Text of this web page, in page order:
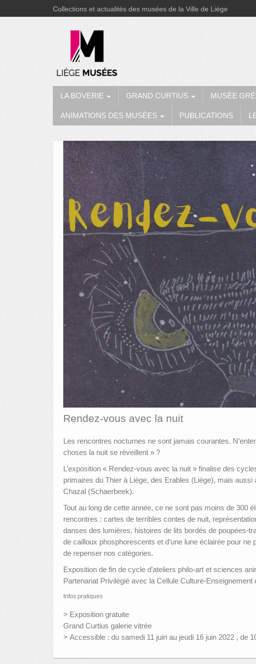
Collections et actualités des musées de la Ville de Liège
LA BOVERIE GRAND CURTIUS MUSÉE
ANIMATIONS DES MUSÉES PUBLICATIONS
Rendez-vous avec la nuit
Les rencontres nocturnes ne sont jamais courantes.
choses la nuit se réveillent » ?
L’exposition « Rendez-vous avec la nuit » finalise des
primaires du Thier à Liège, des Erables (Liège), mais
Chazal (Schaerbeek).
Tout au long de cette année, ce ne sont pas moins de 300
rencontres : cartes de terribles contes de nuit,
danses des lumières, histoires de lits bordés de poupées-
de cailloux phosphorescents et d’une lune éclairée pour
de repenser nos catégories.
Exposition de fin de cycle d’ateliers philo-art et sciences
Partenariat Privilégié avec la Cellule Culture-Enseignement
Infos pratiques
> Exposition gratuite
Grand Curtius galerie vitrée
> Accessible : du samedi 11 juin au jeudi 16 juin 2022 , de